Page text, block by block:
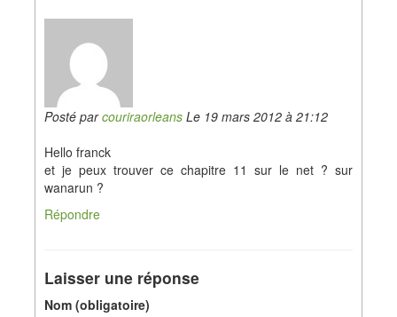
Posté parcouriraorleans Le 19 mars 2012 à 21:12
Hello franck
et je peux trouver ce chapitre 11 sur le net ? sur
wanarun ?
Répondre
Laisser une réponse
Nom (obligatoire)